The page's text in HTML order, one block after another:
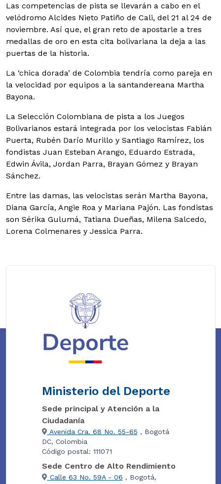
Las competencias de pista se llevarán a cabo en el
velódromo Alcides Nieto Patiño de Cali, del 21 al 24 de
noviembre. Así que, el gran reto de apostarle a tres
medallas de oro en esta cita bolivariana la deja a las
puertas de la historia.
La ‘chica dorada’ de Colombia tendría como pareja en
la velocidad por equipos a la santandereana Martha
Bayona.
La Selección Colombiana de pista a los Juegos
Bolivarianos estará integrada por los velocistas Fabián
Puerta, Rubén Darío Murillo y Santiago Ramírez, los
fondistas Juan Esteban Arango, Eduardo Estrada,
Edwin Ávila, Jordan Parra, Brayan Gómez y Brayan
Sánchez.
Entre las damas, las velocistas serán Martha Bayona,
Diana García, Angie Roa y Mariana Pajón. Las fondistas
son Sérika Gulumá, Tatiana Dueñas, Milena Salcedo,
Lorena Colmenares y Jessica Parra.
Ministerio del Deporte
Sede principal y Atención a la
Ciudadanía
Avenida Cra. 68 No. 55-65 , Bogotá
DC, Colombia
Código postal: 111071
Sede Centro de Alto Rendimiento
Calle 63 No. 59A - 06 , Bogotá,